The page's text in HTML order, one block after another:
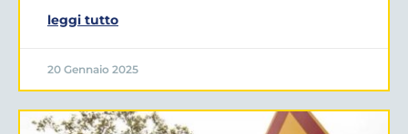
leggi tutto
20 Gennaio 2025